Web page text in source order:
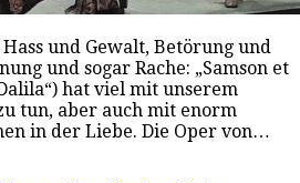
und Gewalt, Betörung und
und sogar Rache: „Samson et
hat viel mit unserem
tun, aber auch mit enorm
in der Liebe. Die Oper von…